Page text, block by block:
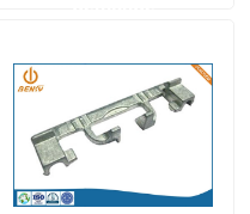
numérique par
numérique par